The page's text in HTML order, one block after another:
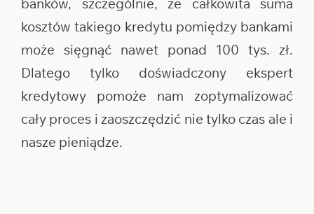
banków, szczególnie, że całkowita suma
kosztów takiego kredytu pomiędzy bankami
może sięgnąć nawet ponad 100 tys. zł.
Dlatego tylko doświadczony ekspert
kredytowy pomoże nam zoptymalizować
cały proces i zaoszczędzić nie tylko czas ale i
nasze pieniądze.